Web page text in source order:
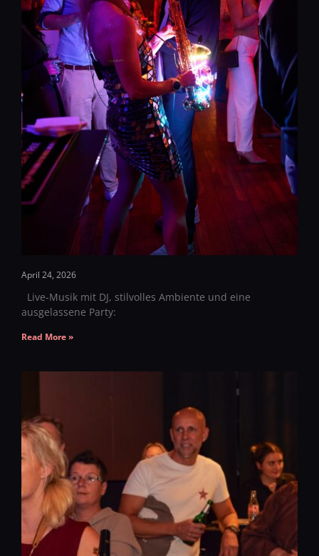
April 24, 2026
Live-Musik mit DJ, stilvolles Ambiente und eine
ausgelassene Party:
Read More »